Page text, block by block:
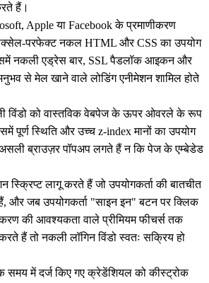
हैं।
Apple या Facebook के प्रमाणीकरण
परफेक्ट नकल HTML और CSS का उपयोग
नकली एड्रेस बार, SSL पैडलॉक आइकन और
से मेल खाने वाले लोडिंग एनीमेशन शामिल होते
विंडो को वास्तविक वेबपेज के ऊपर ओवरले के रूप
पूर्ण स्थिति और उच्च z-index मानों का उपयोग
ब्राउज़र पॉपअप लगते हैं न कि पेज के एम्बेडेड
स्क्रिप्ट लागू करते हैं जो उपयोगकर्ता की बातचीत
और जब उपयोगकर्ता "साइन इन" बटन पर क्लिक
की आवश्यकता वाले प्रीमियम फीचर्स तक
हैं तो नकली लॉगिन विंडो स्वतः सक्रिय हो
समय में दर्ज किए गए क्रेडेंशियल को कीस्ट्रोक